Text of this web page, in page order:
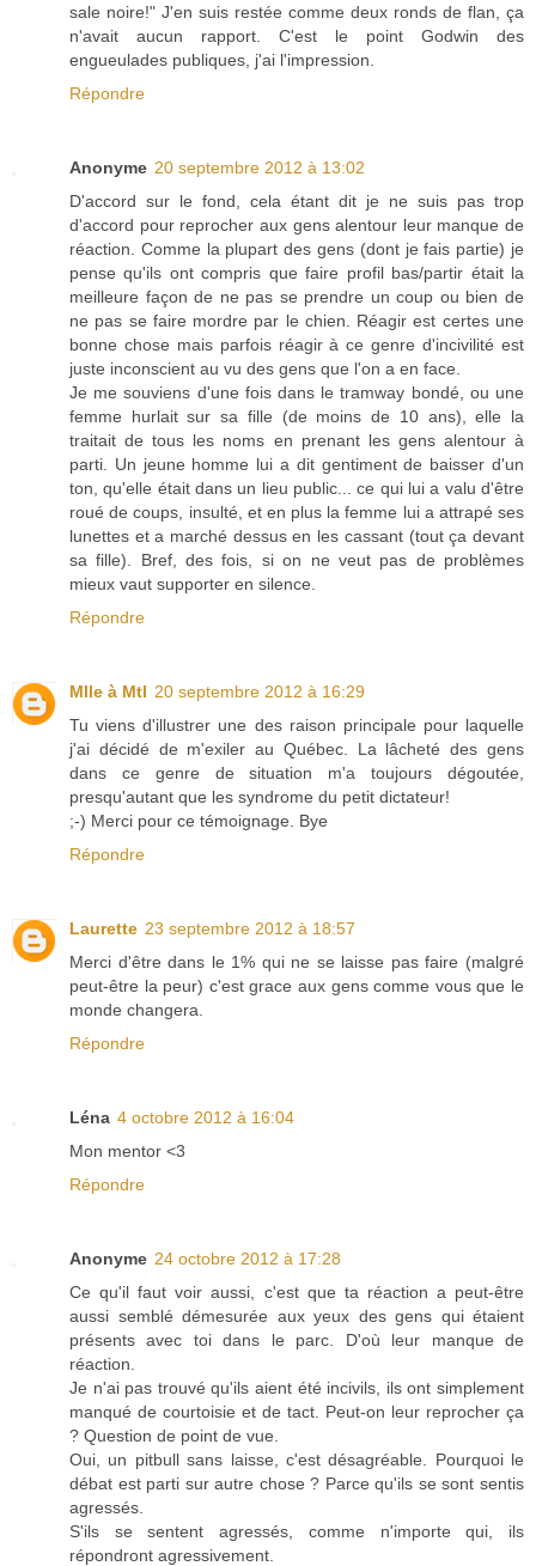
sale noire!" J'en suis restée comme deux ronds de flan, ça
n'avait aucun rapport. C'est le point Godwin des
engueulades publiques, j'ai l'impression.
Répondre
Anonyme 20 septembre 2012 à 13:02
D'accord sur le fond, cela étant dit je ne suis pas trop
d'accord pour reprocher aux gens alentour leur manque de
réaction. Comme la plupart des gens (dont je fais partie) je
pense qu'ils ont compris que faire profil bas/partir était la
meilleure façon de ne pas se prendre un coup ou bien de
ne pas se faire mordre par le chien. Réagir est certes une
bonne chose mais parfois réagir à ce genre d'incivilité est
juste inconscient au vu des gens que l'on a en face.
Je me souviens d'une fois dans le tramway bondé, ou une
femme hurlait sur sa fille (de moins de 10 ans), elle la
traitait de tous les noms en prenant les gens alentour à
parti. Un jeune homme lui a dit gentiment de baisser d'un
ton, qu'elle était dans un lieu public... ce qui lui a valu d'être
roué de coups, insulté, et en plus la femme lui a attrapé ses
lunettes et a marché dessus en les cassant (tout ça devant
sa fille). Bref, des fois, si on ne veut pas de problèmes
mieux vaut supporter en silence.
Répondre
Mlle à Mtl 20 septembre 2012 à 16:29
Tu viens d'illustrer une des raison principale pour laquelle
j'ai décidé de m'exiler au Québec. La lâcheté des gens
dans ce genre de situation m'a toujours dégoutée,
presqu'autant que les syndrome du petit dictateur!
;-) Merci pour ce témoignage. Bye
Répondre
Laurette 23 septembre 2012 à 18:57
Merci d'être dans le 1% qui ne se laisse pas faire (malgré
peut-être la peur) c'est grace aux gens comme vous que le
monde changera.
Répondre
Léna 4 octobre 2012 à 16:04
Mon mentor <3
Répondre
Anonyme 24 octobre 2012 à 17:28
Ce qu'il faut voir aussi, c'est que ta réaction a peut-être
aussi semblé démesurée aux yeux des gens qui étaient
présents avec toi dans le parc. D'où leur manque de
réaction.
Je n'ai pas trouvé qu'ils aient été incivils, ils ont simplement
manqué de courtoisie et de tact. Peut-on leur reprocher ça
? Question de point de vue.
Oui, un pitbull sans laisse, c'est désagréable. Pourquoi le
débat est parti sur autre chose ? Parce qu'ils se sont sentis
agressés.
S'ils se sentent agressés, comme n'importe qui, ils
répondront agressivement.